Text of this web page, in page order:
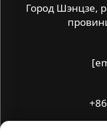
Город Шэнцзе,